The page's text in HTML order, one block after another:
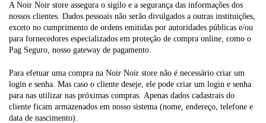
A Noir Noir store assegura o sigilo e a segurança das informações dos
nossos clientes. Dados pessoais não serão divulgados a outras instituições,
exceto no cumprimento de ordens emitidas por autoridades públicas e/ou
para fornecedores especializados em proteção de compra online, como o
Pag Seguro, nosso gateway de pagamento.
Para efetuar uma compra na Noir Noir store não é necessário criar um
login e senha. Mas caso o cliente deseje, ele pode criar um login e senha
para nas utilizar nas próximas compras. Apenas dados cadastrais do
cliente ficam armazenados em nosso sistema (nome, endereço, telefone e
data de nascimento).